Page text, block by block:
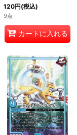
120円(税込)
9点
カートに入れる